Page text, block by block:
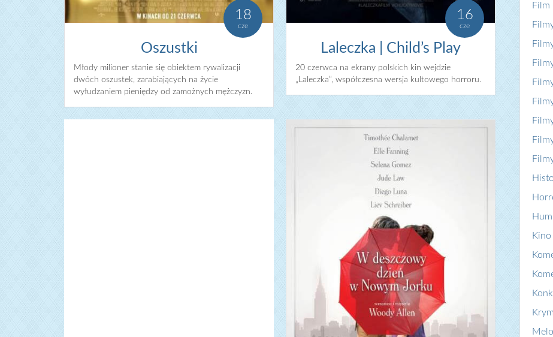
18
cze
Oszustki
Młody milioner stanie się obiektem rywalizacji
dwóch oszustek, zarabiających na życie
wyłudzaniem pieniędzy od zamożnych mężczyzn.
16
cze
Laleczka | Child’s Play
20 czerwca na ekrany polskich kin wejdzie
„Laleczka”, współczesna wersja kultowego horroru.
Film
Kino